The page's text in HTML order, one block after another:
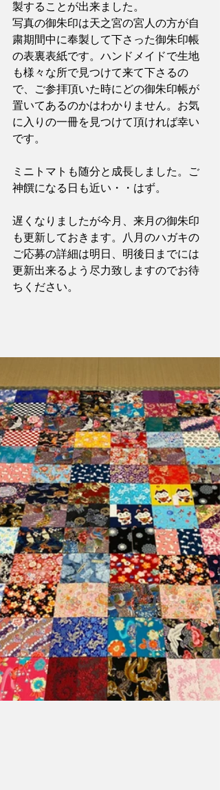
製することが出来ました。
写真の御朱印は天之宮の宮人の方が自
粛期間中に奉製して下さった御朱印帳
の表裏表紙です。ハンドメイドで生地
も様々な所で見つけて来て下さるの
で、ご参拝頂いた時にどの御朱印帳が
置いてあるのかはわかりません。お気
に入りの一冊を見つけて頂ければ幸い
です。
ミニトマトも随分と成長しました。ご
神饌になる日も近い・・はず。
遅くなりましたが今月、来月の御朱印
も更新しておきます。八月のハガキの
ご応募の詳細は明日、明後日までには
更新出来るよう尽力致しますのでお待
ちください。